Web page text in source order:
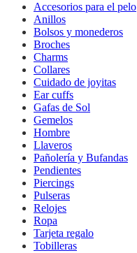
Accesorios para el pelo
Anillos
Bolsos y monederos
Broches
Charms
Collares
Cuidado de joyitas
Ear cuffs
Gafas de Sol
Gemelos
Hombre
Llaveros
Pañolería y Bufandas
Pendientes
Piercings
Pulseras
Relojes
Ropa
Tarjeta regalo
Tobilleras